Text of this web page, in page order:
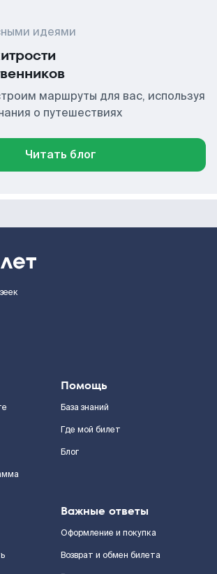
идеями
маршруты для вас, используя
о путешествиях
Читать блог
Помощь
База знаний
Где мой билет
Блог
Важные ответы
Оформление и покупка
Возврат и обмен билета